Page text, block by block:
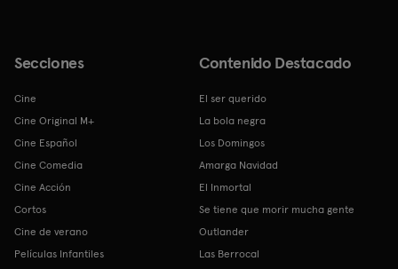
Secciones
Cine
Cine Original M+
Cine Español
Cine Comedia
Cine Acción
Cortos
Cine de verano
Películas Infantiles
Contenido Destacado
El ser querido
La bola negra
Los Domingos
Amarga Navidad
El Inmortal
Se tiene que morir mucha gente
Outlander
Las Berrocal